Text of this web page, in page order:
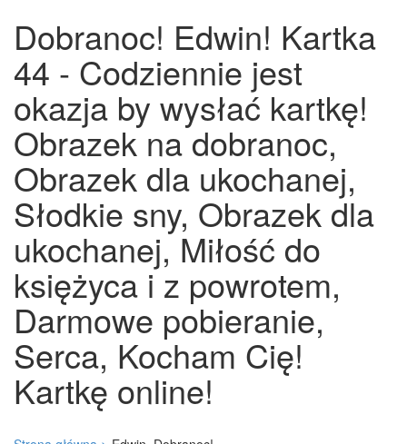
Dobranoc! Edwin! Kartka
44 - Codziennie jest
okazja by wysłać kartkę!
Obrazek na dobranoc,
Obrazek dla ukochanej,
Słodkie sny, Obrazek dla
ukochanej, Miłość do
księżyca i z powrotem,
Darmowe pobieranie,
Serca, Kocham Cię!
Kartkę online!